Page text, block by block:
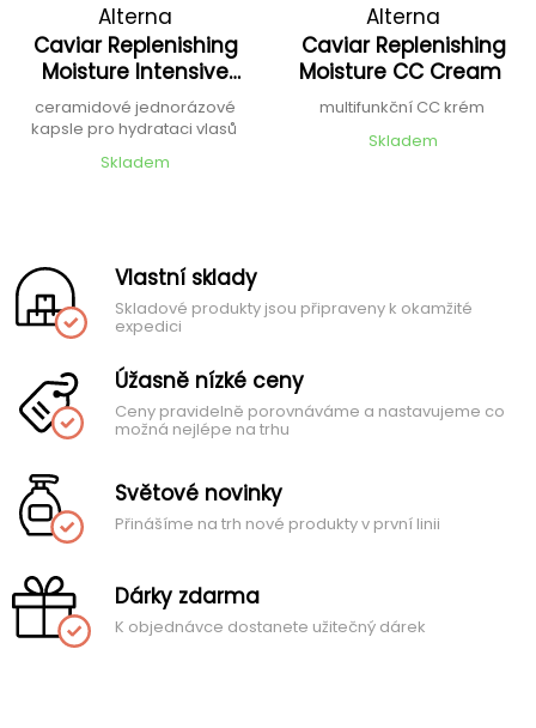
Alterna
Caviar Replenishing
Moisture Intensive
Ceramide Shots
ceramidové jednorázové
kapsle pro hydrataci vlasů
Skladem
Alterna
Caviar Replenishing
Moisture CC Cream
multifunkční CC krém
Skladem
Vlastní sklady
Skladové produkty jsou připraveny k okamžité
expedici
Úžasně nízké ceny
Ceny pravidelně porovnáváme a nastavujeme co
možná nejlépe na trhu
Světové novinky
Přinášíme na trh nové produkty v první linii
Dárky zdarma
K objednávce dostanete užitečný dárek